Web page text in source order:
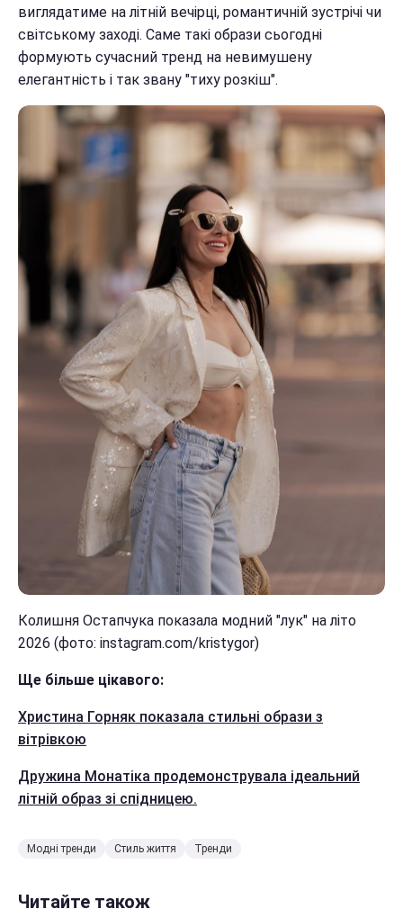
виглядатиме на літній вечірці, романтичній зустрічі чи
світському заході. Саме такі образи сьогодні
формують сучасний тренд на невимушену
елегантність і так звану "тиху розкіш".
Колишня Остапчука показала модний "лук" на літо
2026 (фото: instagram.com/kristygor)
Ще більше цікавого:
Христина Горняк показала стильні образи з
вітрівкою
Дружина Монатіка продемонструвала ідеальний
літній образ зі спідницею.
Модні тренди Стиль життя Тренди
Читайте також